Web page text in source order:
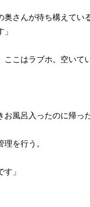
奥さんが待ち構えてい
ここはラブホ。空い
風呂入ったのに帰っ
を行う。
」